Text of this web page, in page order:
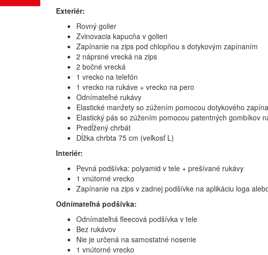
Exteriér:
Rovný golier
Zvinovacia kapucňa v golieri
Zapínanie na zips pod chlopňou s dotykovým zapínaním
2 náprsné vrecká na zips
2 bočné vrecká
1 vrecko na telefón
1 vrecko na rukáve + vrecko na pero
Odnímateľné rukávy
Elastické manžety so zúžením pomocou dotykového
Elastický pás so zúžením pomocou patentných gombíkov
Predĺžený chrbát
Dĺžka chrbta 75 cm (veľkosť L)
Interiér:
Pevná podšívka: polyamid v tele + prešívané rukávy
1 vnútorné vrecko
Zapínanie na zips v zadnej podšívke na aplikáciu loga
Odnímateľná podšívka:
Odnímateľná fleecová podšívka v tele
Bez rukávov
Nie je určená na samostatné nosenie
1 vnútorné vrecko